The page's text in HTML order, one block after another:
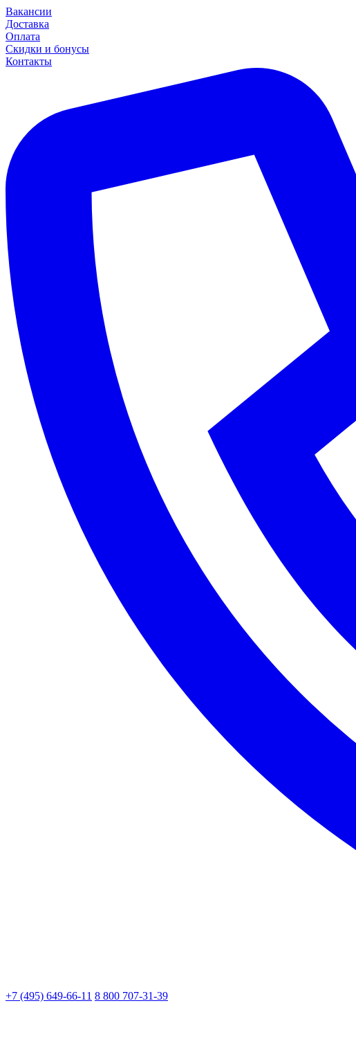
Вакансии
Доставка
Оплата
Скидки и бонусы
Контакты
+7 (495) 649-66-11 8 800 707-31-39